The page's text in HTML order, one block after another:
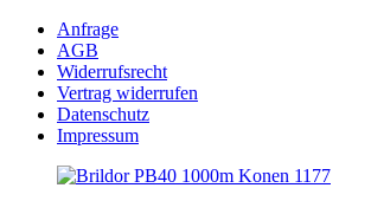
Anfrage
AGB
Widerrufsrecht
Vertrag widerrufen
Datenschutz
Impressum